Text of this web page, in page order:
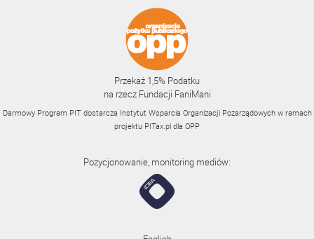
Przekaż 1,5% Podatku
na rzecz Fundacji FaniMani
Darmowy Program PIT dostarcza Instytut Wsparcia Organizacji Pozarządowych w ramach
projektu PITax.pl dla OPP
Pozycjonowanie, monitoring mediów: